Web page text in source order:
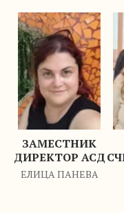
ЗАМЕСТНИК
ДИРЕКТОР АСД
ЕЛИЦА ПАНЕВА